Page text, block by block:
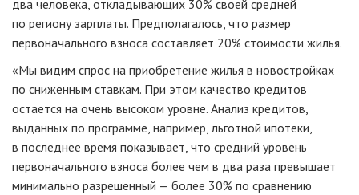
два человека, откладывающих 30% своей средней
по региону зарплаты. Предполагалось, что размер
первоначального взноса составляет 20% стоимости жилья.
«Мы видим спрос на приобретение жилья в новостройках
по сниженным ставкам. При этом качество кредитов
остается на очень высоком уровне. Анализ кредитов,
выданных по программе, например, льготной ипотеки,
в последнее время показывает, что средний уровень
первоначального взноса более чем в два раза превышает
минимально разрешенный — более 30% по сравнению